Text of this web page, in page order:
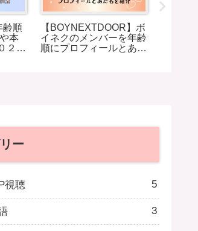
齢順
本
２４
【BOYNEXTDOOR】ボ
イネクのメンバーを年齢
順にプロフィールとあだ
ー
視聴 5
3